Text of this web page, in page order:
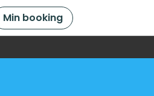
Min booking